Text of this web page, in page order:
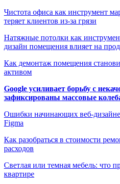
Чистота офиса как инструмент
теряет клиентов из-за грязи
Натяжные потолки как
дизайн помещения влияет на
Как демонтаж помещения
активом
Google усиливает борьбу с
зафиксированы массовые
Ошибки начинающих веб-
Figma
Как разобраться в стоимости
расходов
Светлая или темная мебель: что
квартире